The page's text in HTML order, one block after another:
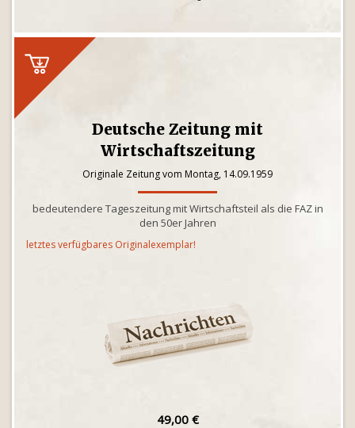
Deutsche Zeitung mit
Wirtschaftszeitung
Originale Zeitung vom Montag, 14.09.1959
bedeutendere Tageszeitung mit Wirtschaftsteil als die FAZ in
den 50er Jahren
letztes verfügbares Originalexemplar!
49,00 €